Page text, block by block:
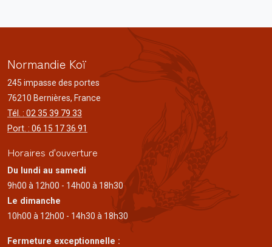
Normandie Koï
245 impasse des portes
76210 Bernières, France
Tél. : 02 35 39 79 33
Port. : 06 15 17 36 91
Horaires d'ouverture
Du lundi au samedi
9h00 à 12h00 - 14h00 à 18h30
Le dimanche
10h00 à 12h00 - 14h30 à 18h30
Fermeture exceptionnelle :